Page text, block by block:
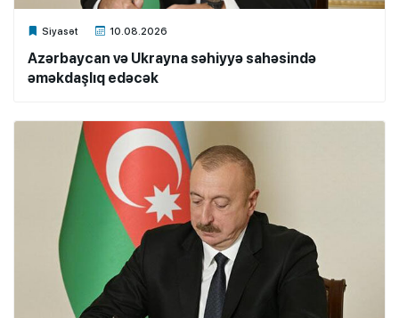
Siyasət 10.08.2026
Xalq.Online
Azərbaycan və Ukrayna səhiyyə sahəsində
əməkdaşlıq edəcək